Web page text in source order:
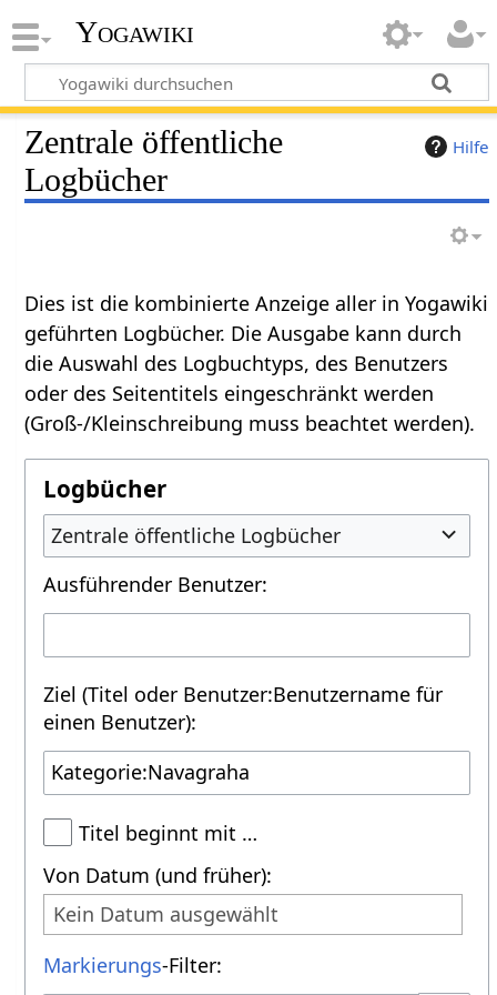
Yogawiki
Hilfe
Zentrale öffentliche
Logbücher
Dies ist die kombinierte Anzeige aller in Yogawiki
geführten Logbücher. Die Ausgabe kann durch
die Auswahl des Logbuchtyps, des Benutzers
oder des Seitentitels eingeschränkt werden
(Groß-/Kleinschreibung muss beachtet werden).
Logbücher
Zentrale öffentliche Logbücher
Ausführender Benutzer:
Ziel (Titel oder Benutzer:Benutzername für
einen Benutzer):
Titel beginnt mit …
Von Datum (und früher):
Kein Datum ausgewählt
Markierungs-Filter: